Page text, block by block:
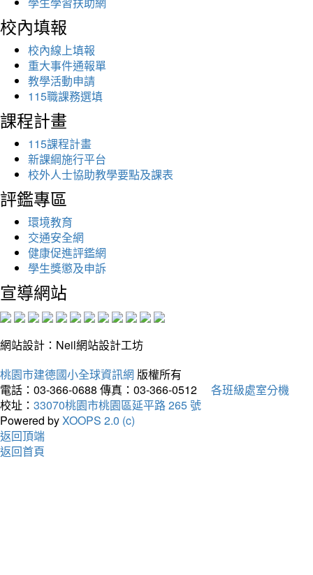
校內填報
校內線上填報
重大事件通報單
教學活動申請
115職課務選填
課程計畫
115課程計畫
新課綱施行平台
校外人士協助教學要點及課表
評鑑專區
環境教育
交通安全網
健康促進評鑑網
學生獎懲及申訴
宣導網站
網站設計：Neil網站設計工坊
桃園市建德國小全球資訊網 版權所有
電話：03-366-0688 傳真：03-366-0512
各班級處室分機
校址： 33070桃園市桃園區延平路 265 號
Powered byXOOPS 2.0 (c)
返回頂端
返回首頁